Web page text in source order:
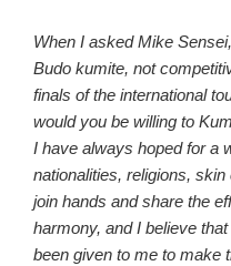
When I asked Mike
Budo kumite, not
finals of the international
would you be willing to
I have always hoped for a
nationalities, religions,
join hands and share the
harmony, and I believe
been given to me to make